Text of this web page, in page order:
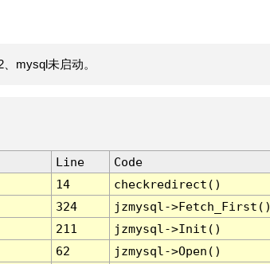
mysql未启动。
Line
Code
14
checkredirect()
324
jzmysql-
211
jzmysql->Init()
62
jzmysql->Open()